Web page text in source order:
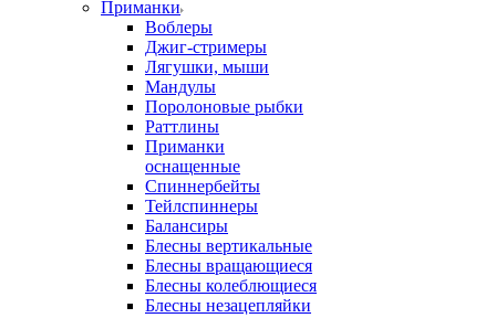
Приманки
Воблеры
Джиг-стримеры
Лягушки, мыши
Мандулы
Поролоновые рыбки
Раттлины
Приманки
оснащенные
Спиннербейты
Тейлспиннеры
Балансиры
Блесны вертикальные
Блесны вращающиеся
Блесны колеблющиеся
Блесны незацепляйки